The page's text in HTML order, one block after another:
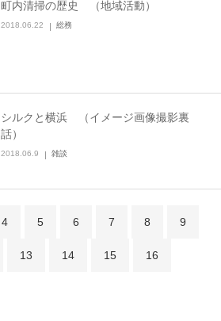
町内清掃の歴史 （地域活動）
2018.06.22 総務
シルクと横浜 （イメージ画像撮影裏
話）
2018.06.9 雑談
4 5 6 7 8 9
13 14 15 16